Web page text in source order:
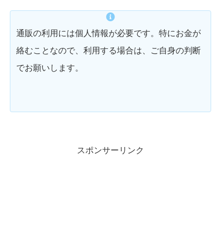
通販の利用には個人情報が必要です。特にお金が
絡むことなので、利用する場合は、ご自身の判断
でお願いします。
スポンサーリンク